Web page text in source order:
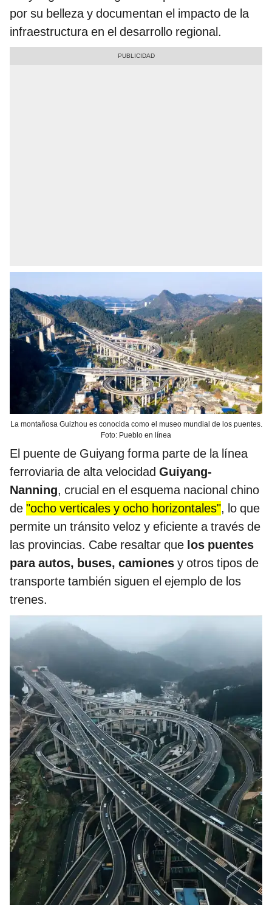
por su belleza y documentan el impacto de la
infraestructura en el desarrollo regional.
La montañosa Guizhou es conocida como el museo mundial de los puentes.
Foto: Pueblo en línea
El puente de Guiyang forma parte de la línea
ferroviaria de alta velocidad Guiyang-
Nanning, crucial en el esquema nacional chino
de "ocho verticales y ocho horizontales", lo que
permite un tránsito veloz y eficiente a través de
las provincias. Cabe resaltar que los puentes
para autos, buses, camiones y otros tipos de
transporte también siguen el ejemplo de los
trenes.